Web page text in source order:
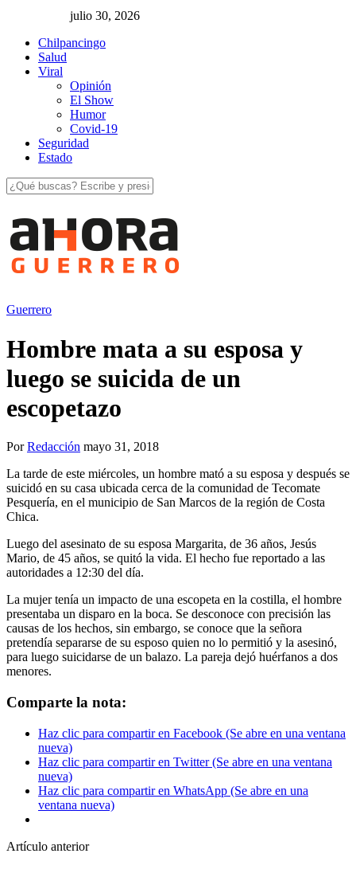
julio 30, 2026
Chilpancingo
Salud
Viral
Opinión
El Show
Humor
Covid-19
Seguridad
Estado
Guerrero
Hombre mata a su esposa y
luego se suicida de un
escopetazo
PorRedacción mayo 31, 2018
La tarde de este miércoles, un hombre mató a su esposa y después se
suicidó en su casa ubicada cerca de la comunidad de Tecomate
Pesquería, en el municipio de San Marcos de la región de Costa
Chica.
Luego del asesinato de su esposa Margarita, de 36 años, Jesús
Mario, de 45 años, se quitó la vida. El hecho fue reportado a las
autoridades a 12:30 del día.
La mujer tenía un impacto de una escopeta en la costilla, el hombre
presentaba un disparo en la boca. Se desconoce con precisión las
causas de los hechos, sin embargo, se conoce que la señora
pretendía separarse de su esposo quien no lo permitió y la asesinó,
para luego suicidarse de un balazo. La pareja dejó huérfanos a dos
menores.
Comparte la nota:
Haz clic para compartir en Facebook (Se abre en una ventana
nueva)
Haz clic para compartir en Twitter (Se abre en una ventana
nueva)
Haz clic para compartir en WhatsApp (Se abre en una
ventana nueva)
Artículo anterior